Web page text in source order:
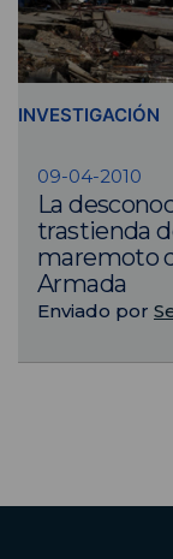
INVESTIGACIÓN
09-04-2010
La
trastienda
maremoto
Armada
Enviado por